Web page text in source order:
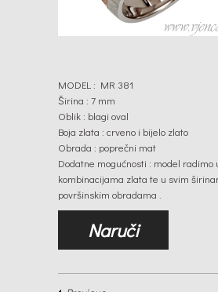
MODEL : MR 381
Širina : 7 mm
Oblik : blagi oval
Boja zlata : crveno i bijelo zlato
Obrada : poprečni mat
Dodatne mogućnosti : model radimo
kombinacijama zlata te u svim
površinskim obradama .
Naruči